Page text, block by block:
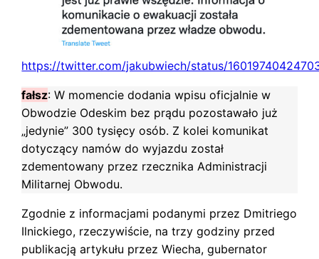
https://twitter.com/jakubwiech/status/
fałsz: W momencie dodania wpisu oficjalnie w
Obwodzie Odeskim bez prądu pozostawało już
„jedynie” 300 tysięcy osób. Z kolei komunikat
dotyczący namów do wyjazdu został
zdementowany przez rzecznika Administracji
Militarnej Obwodu.
Zgodnie z informacjami podanymi przez Dmitriego
Ilnickiego, rzeczywiście, na trzy godziny przed
publikacją artykułu przez Wiecha, gubernator